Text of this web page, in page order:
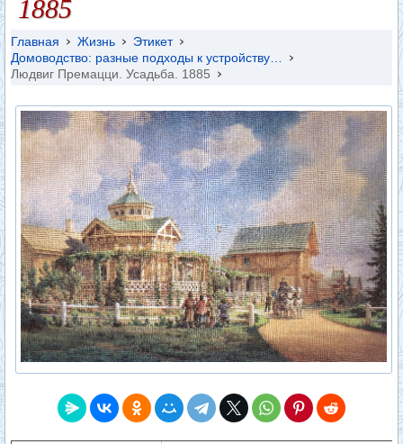
1885
Главная Жизнь
Этикет
Домоводство: разные подходы к устройству…
Людвиг Премацци. Усадьба. 1885